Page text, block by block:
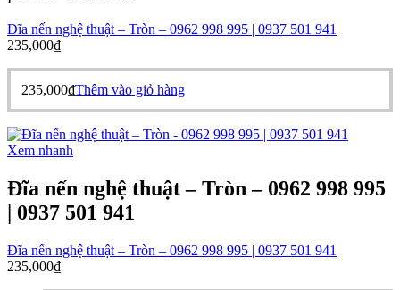
Đĩa nến nghệ thuật – Tròn – 0962 998 995 | 0937 501 941
235,000₫
235,000₫Thêm vào giỏ hàng
Xem nhanh
Đĩa nến nghệ thuật – Tròn – 0962 998 995
| 0937 501 941
Đĩa nến nghệ thuật – Tròn – 0962 998 995 | 0937 501 941
235,000₫